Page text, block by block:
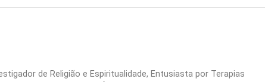
de Religião e Espiritualidade, Entusiasta por Terapias